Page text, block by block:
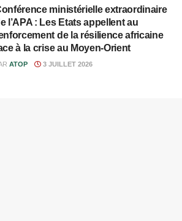
ministérielle extraordinaire
l’APA : Les Etats appellent au
de la résilience africaine
à la crise au Moyen-Orient
ATOP 3 JUILLET 2026